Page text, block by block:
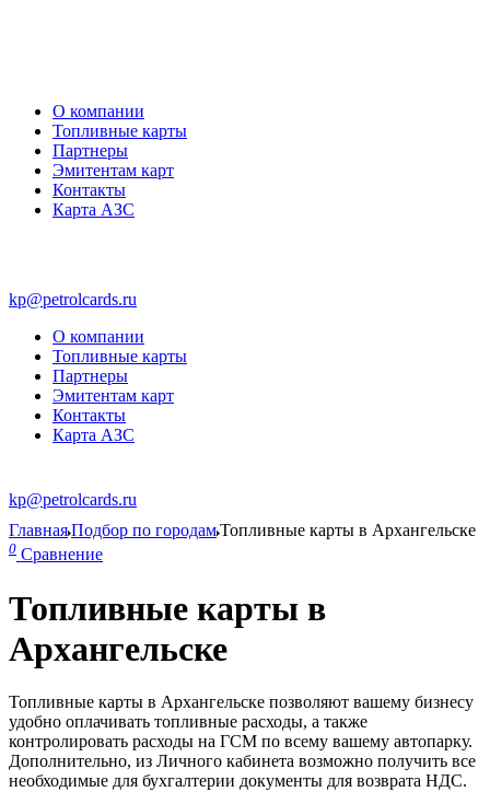
О компании
Топливные карты
Партнеры
Эмитентам карт
Контакты
Карта АЗС
kp@petrolcards.ru
О компании
Топливные карты
Партнеры
Эмитентам карт
Контакты
Карта АЗС
kp@petrolcards.ru
ГлавнаяПодбор по городамТопливные карты в Архангельске
0 Сравнение
Топливные карты в
Архангельске
Топливные карты в Архангельске позволяют вашему бизнесу
удобно оплачивать топливные расходы, а также
контролировать расходы на ГСМ по всему вашему автопарку.
Дополнительно, из Личного кабинета возможно получить все
необходимые для бухгалтерии документы для возврата НДС.